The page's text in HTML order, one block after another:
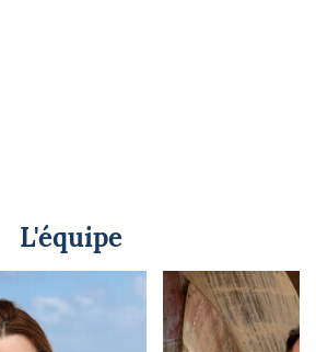
L'équipe